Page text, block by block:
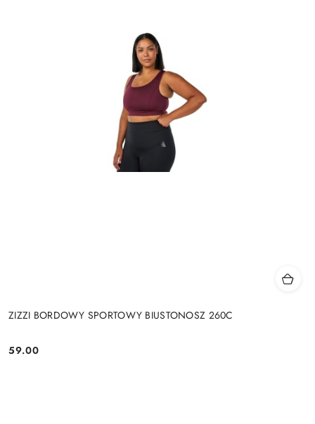
ZIZZI BORDOWY SPORTOWY BIUSTONOSZ 260C
Cena:
59.00